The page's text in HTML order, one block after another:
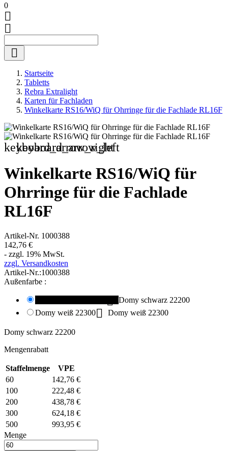
0



Startseite
Tabletts
Rebra Extralight
Karten für Fachladen
Winkelkarte RS16/WiQ für Ohrringe für die Fachlade RL16F
keyboard_arrow_right
keyboard_arrow_left
Winkelkarte RS16/WiQ für
Ohrringe für die Fachlade
RL16F
Artikel-Nr. 1000388
142,76 €
- zzgl. 19% MwSt.
zzgl. Versandkosten
Artikel-Nr.:1000388
Außenfarbe :
 Domy schwarz 22200
Domy weiß 22300 Domy weiß 22300
Domy schwarz 22200
Mengenrabatt
Staffelmenge
VPE
60
142,76 €
100
222,48 €
200
438,78 €
300
624,18 €
500
993,95 €
Menge